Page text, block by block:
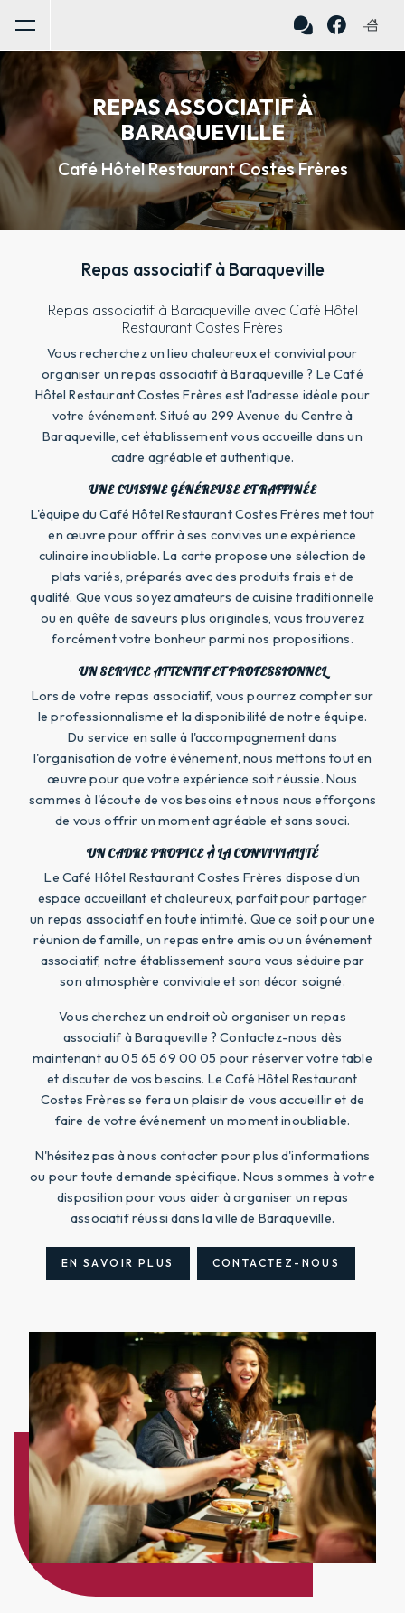
REPAS ASSOCIATIF À
BARAQUEVILLE
Café Hôtel Restaurant Costes Frères
Repas associatif à Baraqueville
Repas associatif à Baraqueville avec Café Hôtel
Restaurant Costes Frères
Vous recherchez un lieu chaleureux et convivial pour
organiser un repas associatif à Baraqueville ? Le Café
Hôtel Restaurant Costes Frères est l'adresse idéale pour
votre événement. Situé au 299 Avenue du Centre à
Baraqueville, cet établissement vous accueille dans un
cadre agréable et authentique.
UNE CUISINE GÉNÉREUSE ET RAFFINÉE
L'équipe du Café Hôtel Restaurant Costes Frères met tout
en œuvre pour offrir à ses convives une expérience
culinaire inoubliable. La carte propose une sélection de
plats variés, préparés avec des produits frais et de
qualité. Que vous soyez amateurs de cuisine traditionnelle
ou en quête de saveurs plus originales, vous trouverez
forcément votre bonheur parmi nos propositions.
UN SERVICE ATTENTIF ET PROFESSIONNEL
Lors de votre repas associatif, vous pourrez compter sur
le professionnalisme et la disponibilité de notre équipe.
Du service en salle à l'accompagnement dans
l'organisation de votre événement, nous mettons tout en
œuvre pour que votre expérience soit réussie. Nous
sommes à l'écoute de vos besoins et nous nous efforçons
de vous offrir un moment agréable et sans souci.
UN CADRE PROPICE À LA CONVIVIALITÉ
Le Café Hôtel Restaurant Costes Frères dispose d'un
espace accueillant et chaleureux, parfait pour partager
un repas associatif en toute intimité. Que ce soit pour une
réunion de famille, un repas entre amis ou un événement
associatif, notre établissement saura vous séduire par
son atmosphère conviviale et son décor soigné.
Vous cherchez un endroit où organiser un repas
associatif à Baraqueville ? Contactez-nous dès
maintenant au 05 65 69 00 05 pour réserver votre table
et discuter de vos besoins. Le Café Hôtel Restaurant
Costes Frères se fera un plaisir de vous accueillir et de
faire de votre événement un moment inoubliable.
N'hésitez pas à nous contacter pour plus d'informations
ou pour toute demande spécifique. Nous sommes à votre
disposition pour vous aider à organiser un repas
associatif réussi dans la ville de Baraqueville.
EN SAVOIR PLUS CONTACTEZ-NOUS